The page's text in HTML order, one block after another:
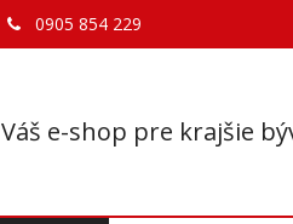
Váš e-shop pre krajšie
0905 854 229